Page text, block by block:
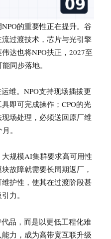
的重要性正在提升。谷
过渡技术，芯片与光引擎
达也将NPO扶正，2027至
同步落地。
维。NPO支持现场插拔更
即可完成操作；CPO的光
场处理，必须送回原厂维
。
规模AI集群要求高可用性
故障就需要长周期返厂，
护性，使其在过渡阶段甚
力。
品，而是以更低工程化难
力，成为高带宽互联升级